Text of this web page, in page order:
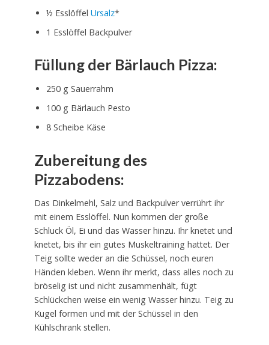
½ Esslöffel Ursalz*
1 Esslöffel Backpulver
Füllung der Bärlauch Pizza:
250 g Sauerrahm
100 g Bärlauch Pesto
8 Scheibe Käse
Zubereitung des
Pizzabodens:
Das Dinkelmehl, Salz und Backpulver verrührt ihr
mit einem Esslöffel. Nun kommen der große
Schluck Öl, Ei und das Wasser hinzu. Ihr knetet und
knetet, bis ihr ein gutes Muskeltraining hattet. Der
Teig sollte weder an die Schüssel, noch euren
Händen kleben. Wenn ihr merkt, dass alles noch zu
bröselig ist und nicht zusammenhält, fügt
Schlückchen weise ein wenig Wasser hinzu. Teig zu
Kugel formen und mit der Schüssel in den
Kühlschrank stellen.